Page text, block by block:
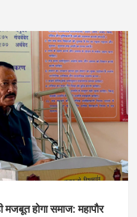
मजबूत होगा समाज: महापौर